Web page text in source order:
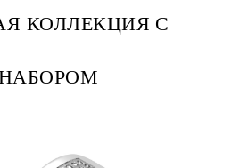
КОЛЛЕКЦИЯ С